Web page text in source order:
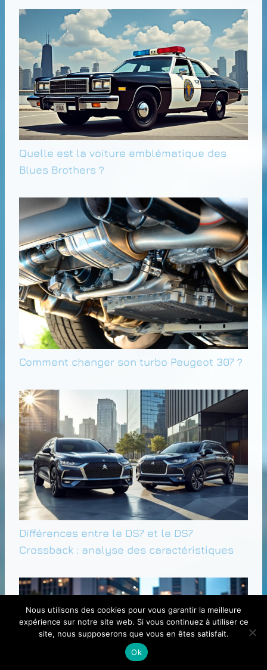
Quelle est la voiture emblématique des
Blues Brothers ?
Comment changer son turbo Peugeot 307 ?
Différences entre le DS7 et le DS7
Crossback : analyse des caractéristiques
Nous utilisons des cookies pour vous garantir la meilleure
expérience sur notre site web. Si vous continuez à utiliser ce
site, nous supposerons que vous en êtes satisfait.
Ok